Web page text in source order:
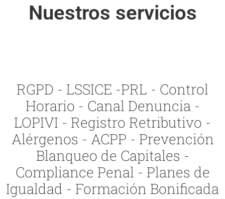
Nuestros servicios
RGPD - LSSICE -PRL - Control
Horario - Canal Denuncia -
LOPIVI - Registro Retributivo -
Alérgenos - ACPP - Prevención
Blanqueo de Capitales -
Compliance Penal - Planes de
Igualdad - Formación Bonificada